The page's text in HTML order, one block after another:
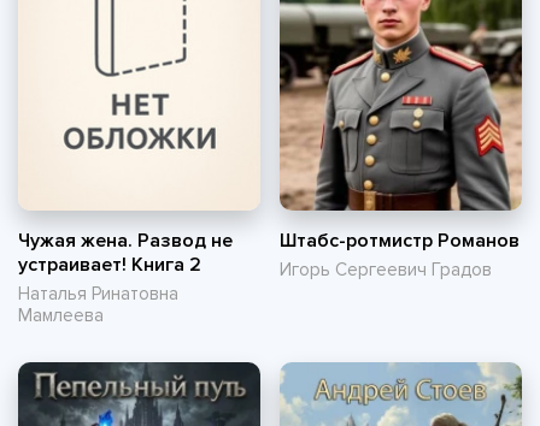
Чужая жена. Развод не
устраивает! Книга 2
Наталья Ринатовна
Мамлеева
Штабс-ротмистр Романов
Игорь Сергеевич Градов